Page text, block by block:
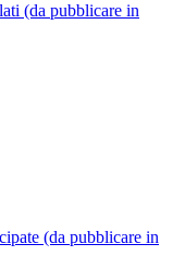
(da pubblicare in
(da pubblicare in